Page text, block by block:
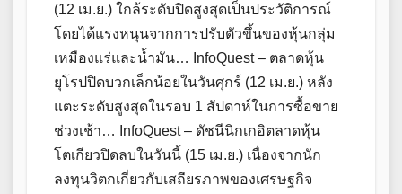
(12 เม.ย.) ใกล้ระดับปิดสูงสุดเป็นประวัติการณ์
โดยได้แรงหนุนจากการปรับตัวขึ้นของหุ้นกลุ่ม
เหมืองแร่และน้ำมัน… InfoQuest – ตลาดหุ้น
ยุโรปปิดบวกเล็กน้อยในวันศุกร์ (12 เม.ย.) หลัง
แตะระดับสูงสุดในรอบ 1 สัปดาห์ในการซื้อขาย
ช่วงเช้า… InfoQuest – ดัชนีนิกเกอิตลาดหุ้น
โตเกียวปิดลบในวันนี้ (15 เม.ย.) เนื่องจากนัก
ลงทุนวิตกเกี่ยวกับเสถียรภาพของเศรษฐกิจ